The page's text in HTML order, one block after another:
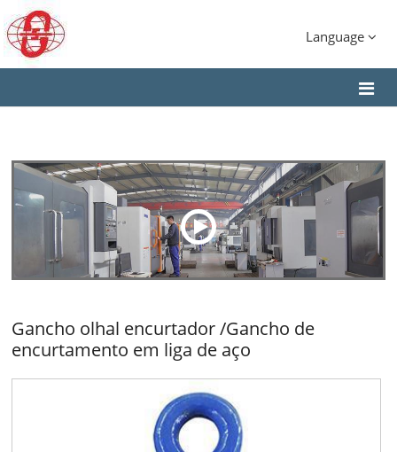
Language
Gancho olhal encurtador /Gancho de
encurtamento em liga de aço